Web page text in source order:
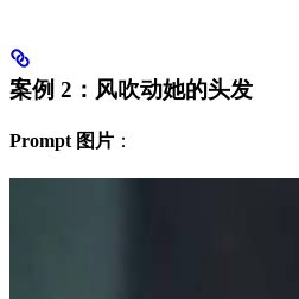
案例 2：风吹动她的头发
Prompt 图片 ：